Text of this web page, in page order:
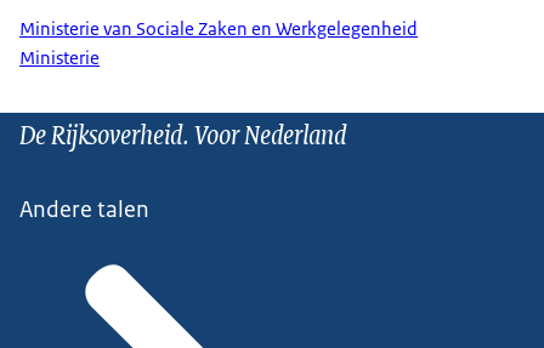
Ministerie van Sociale Zaken en Werkgelegenheid
Ministerie
De Rijksoverheid. Voor Nederland
Andere talen